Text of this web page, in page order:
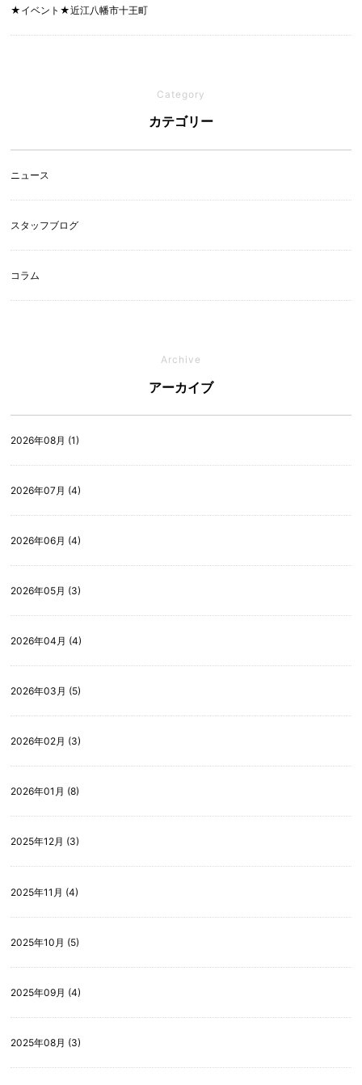
★イベント★近江八幡市十王町
Category
カテゴリー
ニュース
スタッフブログ
コラム
Archive
アーカイブ
2026年08月 (1)
2026年07月 (4)
2026年06月 (4)
2026年05月 (3)
2026年04月 (4)
2026年03月 (5)
2026年02月 (3)
2026年01月 (8)
2025年12月 (3)
2025年11月 (4)
2025年10月 (5)
2025年09月 (4)
2025年08月 (3)